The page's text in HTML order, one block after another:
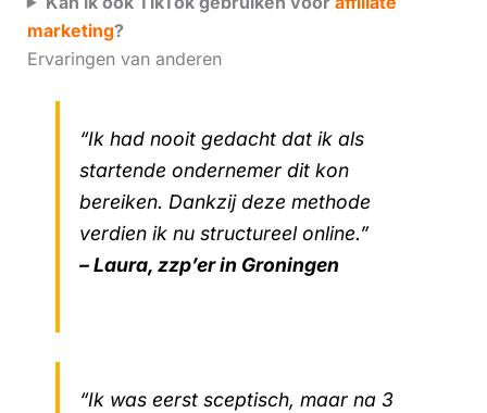
marketing?
Ervaringen van anderen
“Ik had nooit gedacht dat ik als
startende ondernemer dit kon
bereiken. Dankzij deze methode
verdien ik nu structureel online.”
– Laura, zzp’er in Groningen
“Ik was eerst sceptisch, maar na 3